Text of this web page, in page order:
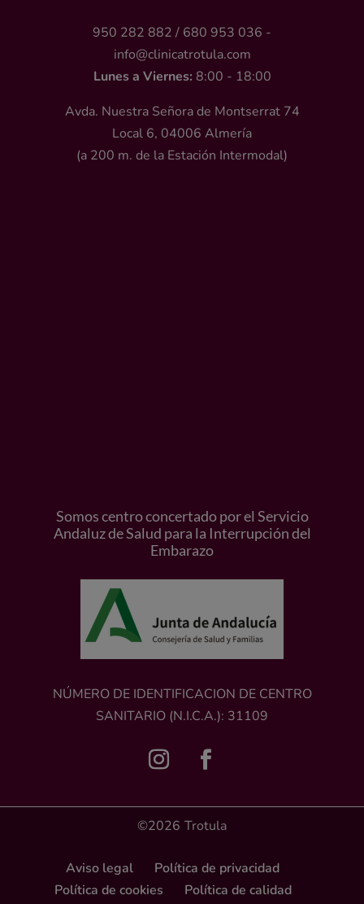
950 282 882 / 680 953 036 -
info@clinicatrotula.com
Lunes a Viernes: 8:00 - 18:00
Avda. Nuestra Señora de Montserrat 74
Local 6, 04006 Almería
(a 200 m. de la Estación Intermodal)
Somos centro concertado por el Servicio
Andaluz de Salud para la Interrupción del
Embarazo
NÚMERO DE IDENTIFICACION DE CENTRO
SANITARIO (N.I.C.A.): 31109
©2026 Trotula
Aviso legal
Política de privacidad
Política de cookies
Política de calidad